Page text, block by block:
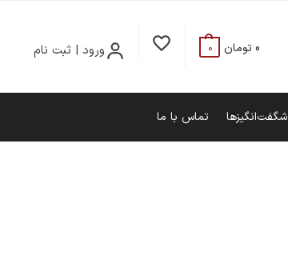
ورود | ثبت نام 0 تومان 0
شگفت‌انگیزها تماس با ما